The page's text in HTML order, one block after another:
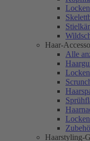
Haar-
Alle
Haarstyling-